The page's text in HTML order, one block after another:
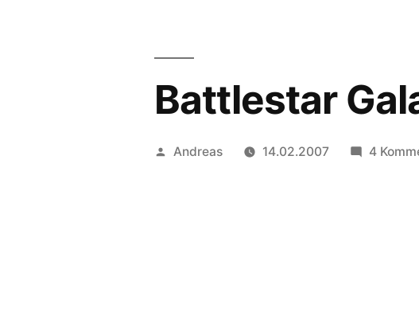
Battlestar
Veröffentlicht
Andreas 14.02.2007 4